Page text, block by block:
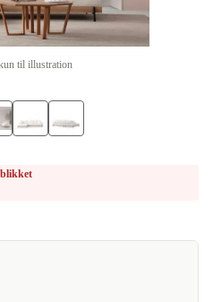
til illustration